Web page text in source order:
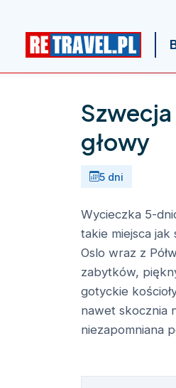
głowy
5 dni
Wycieczka 5-
takie miejsca
Oslo wraz z
zabytków,
gotyckie
nawet skocznia
niezapomniana